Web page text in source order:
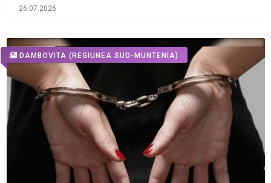
26.07.2026
DAMBOVITA (REGIUNEA SUD-MUNTENIA)